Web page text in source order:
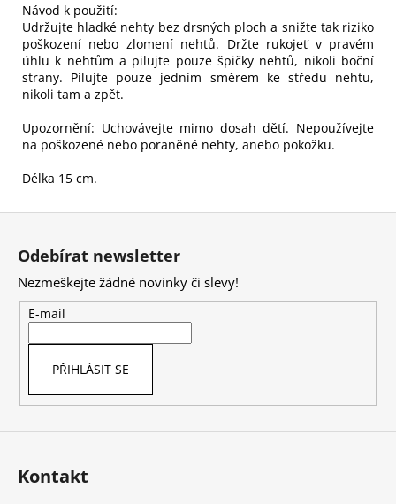
Návod k použití:
Udržujte hladké nehty bez drsných ploch a snižte tak riziko
poškození nebo zlomení nehtů. Držte rukojeť v pravém
úhlu k nehtům a pilujte pouze špičky nehtů, nikoli boční
strany. Pilujte pouze jedním směrem ke středu nehtu,
nikoli tam a zpět.
Upozornění: Uchovávejte mimo dosah dětí. Nepoužívejte
na poškozené nebo poraněné nehty, anebo pokožku.
Délka 15 cm.
Z
Odebírat newsletter
Nezmeškejte žádné novinky či slevy!
E-mail
PŘIHLÁSIT SE
Kontakt